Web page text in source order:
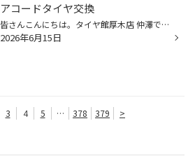
アコードタイヤ交換
皆さんこんにちは。タイヤ館厚木店 仲澤です。 今回ご紹介しますのはHONDA アコードのタイヤ交換作業をご紹介します。 作業内容 235/45R18 REGNO GR-XIII 装着になります。 詳しくはリンクからご確認下さい。 先代モデルGR-XⅡと比べ ・乗り心地向上 ・軽快なハンドリングでふらつきを低減 ・ウェッ...
2026年6月15日
3 4 5 … 378 379 >